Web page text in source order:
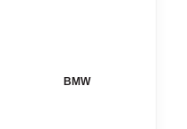
BMW